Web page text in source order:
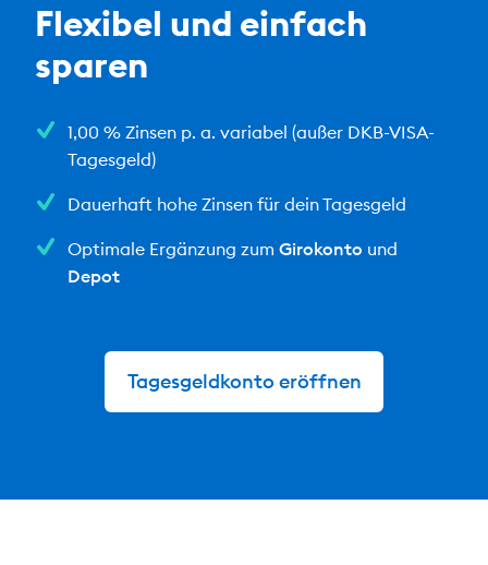
Flexibel und einfach
sparen
1,00 % Zinsen p. a. variabel (außer DKB-VISA-
Tagesgeld)
Dauerhaft hohe Zinsen für dein Tagesgeld
Optimale Ergänzung zum Girokonto und
Depot
Tagesgeldkonto eröffnen